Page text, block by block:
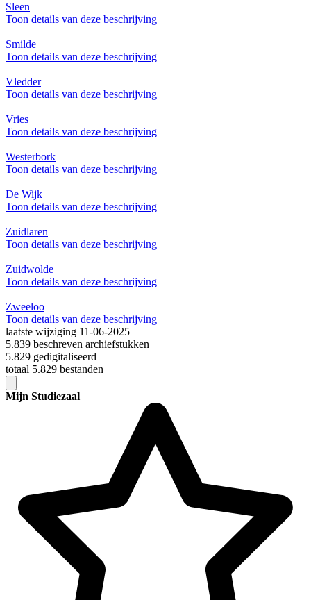
Sleen
Toon details van deze beschrijving
Smilde
Toon details van deze beschrijving
Vledder
Toon details van deze beschrijving
Vries
Toon details van deze beschrijving
Westerbork
Toon details van deze beschrijving
De Wijk
Toon details van deze beschrijving
Zuidlaren
Toon details van deze beschrijving
Zuidwolde
Toon details van deze beschrijving
Zweeloo
Toon details van deze beschrijving
laatste wijziging 11-06-2025
5.839 beschreven archiefstukken
5.829 gedigitaliseerd
totaal 5.829 bestanden
Mijn Studiezaal